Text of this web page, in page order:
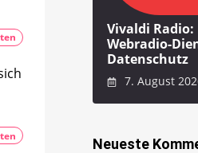
Vivaldi
Webradio-
Datenschutz
7. August
Neueste